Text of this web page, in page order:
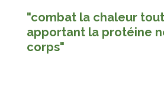
"combat la chaleur
apportant la protéine
corps"